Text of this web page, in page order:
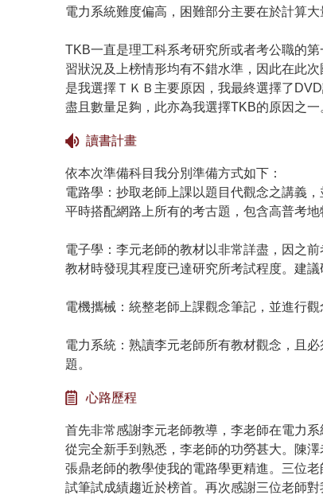
電力系統難度偏高，困難部分主要在於計算
TKB一直是理工科系考研究所或者考公職的
習狀況及上榜情形均有不錯水準，因此在此
是我選擇ＴＫＢ主要原因，我最終選擇了
盡且數量足夠，此亦為我選擇TKB的原因之一
讀書計畫
依本次準備科目我分別準備方式如下：
電路學：抄取老師上課以題目代觀念之講義
平時搭配網路上所有的考古題，包含高普考地
電子學：李元老師的教材以非常詳盡，因之
教材時發現其程度已達研究所考試程度。建
電機攜械：統整老師上課觀念筆記，並進行
電力系統：熟讀李元老師所有教材觀念，且
題。
心路歷程
首先非常感謝李元老師教導，李老師在電力
從完全新手到熟悉，李老師的功勞甚大。陳
張鼎老師的教學使我的電路學更精進。三位
試筆試成績趨近於榜首。再次感謝三位老師